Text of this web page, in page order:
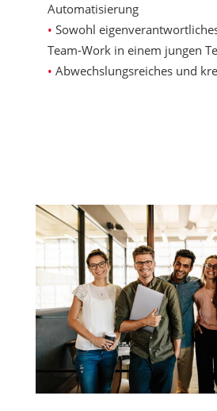
Automatisierung
Sowohl
Team-Work in einem jungen
Abwechslungsreiches und